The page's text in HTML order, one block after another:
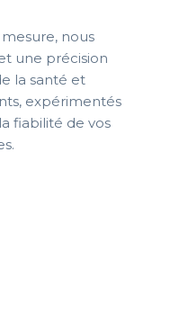
nous
une précision
la santé et
expérimentés
fiabilité de vos